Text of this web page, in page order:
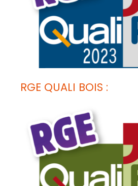
RGE QUALI BOIS :